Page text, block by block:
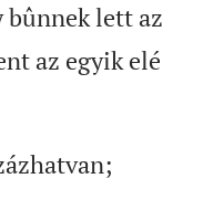
bûnnek lett az
az egyik elé